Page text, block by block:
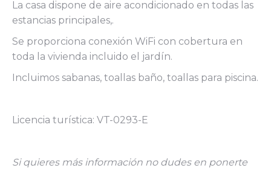
La casa dispone de aire acondicionado en todas las
estancias principales,.
Se proporciona conexión WiFi con cobertura en
toda la vivienda incluido el jardín.
Incluimos sabanas, toallas baño, toallas para piscina.
Licencia turística: VT-0293-E
Si quieres más información no dudes en ponerte